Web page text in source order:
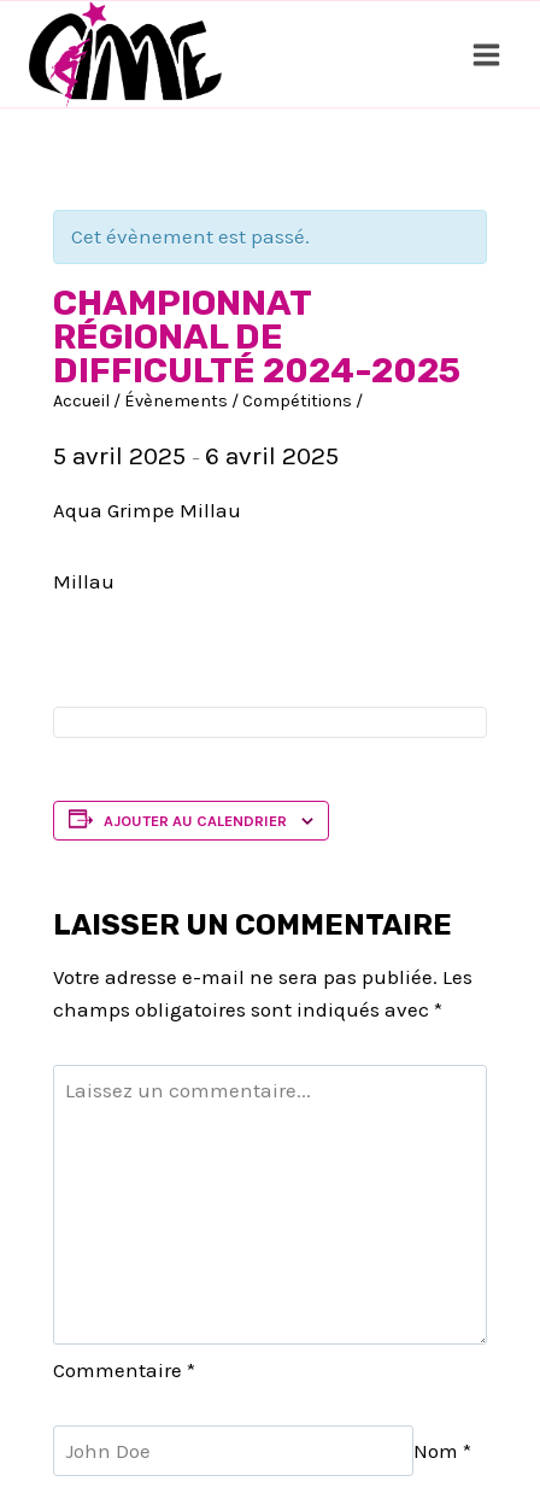
contenu
Cet évènement est passé.
CHAMPIONNAT
RÉGIONAL DE
DIFFICULTÉ 2024-2025
Accueil / Évènements /Compétitions /
5 avril 2025 – 6 avril 2025
Aqua Grimpe Millau
Millau
AJOUTER AU CALENDRIER
LAISSER UN COMMENTAIRE
Votre adresse e-mail ne sera pas publiée. Les
champs obligatoires sont indiqués avec *
Commentaire *
Nom *